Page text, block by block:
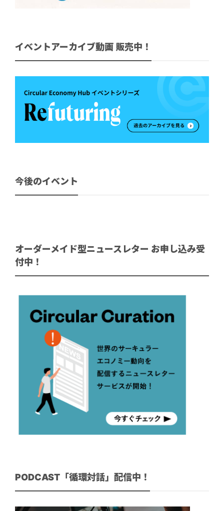
イベントアーカイブ動画 販売中！
今後のイベント
オーダーメイド型ニュースレター お申し込み受
付中！
PODCAST「循環対話」配信中！